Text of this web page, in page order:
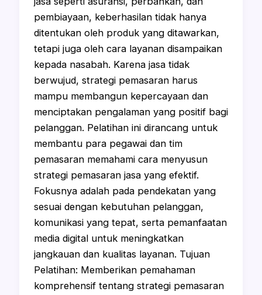
pembiayaan, keberhasilan tidak hanya
ditentukan oleh produk yang ditawarkan,
tetapi juga oleh cara layanan disampaikan
kepada nasabah. Karena jasa tidak
berwujud, strategi pemasaran harus
mampu membangun kepercayaan dan
menciptakan pengalaman yang positif bagi
pelanggan. Pelatihan ini dirancang untuk
membantu para pegawai dan tim
pemasaran memahami cara menyusun
strategi pemasaran jasa yang efektif.
Fokusnya adalah pada pendekatan yang
sesuai dengan kebutuhan pelanggan,
komunikasi yang tepat, serta pemanfaatan
media digital untuk meningkatkan
jangkauan dan kualitas layanan. Tujuan
Pelatihan: Memberikan pemahaman
komprehensif tentang strategi pemasaran